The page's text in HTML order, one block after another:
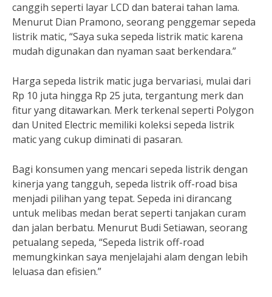
canggih seperti layar LCD dan baterai tahan lama.
Menurut Dian Pramono, seorang penggemar sepeda
listrik matic, “Saya suka sepeda listrik matic karena
mudah digunakan dan nyaman saat berkendara.”
Harga sepeda listrik matic juga bervariasi, mulai dari
Rp 10 juta hingga Rp 25 juta, tergantung merk dan
fitur yang ditawarkan. Merk terkenal seperti Polygon
dan United Electric memiliki koleksi sepeda listrik
matic yang cukup diminati di pasaran.
Bagi konsumen yang mencari sepeda listrik dengan
kinerja yang tangguh, sepeda listrik off-road bisa
menjadi pilihan yang tepat. Sepeda ini dirancang
untuk melibas medan berat seperti tanjakan curam
dan jalan berbatu. Menurut Budi Setiawan, seorang
petualang sepeda, “Sepeda listrik off-road
memungkinkan saya menjelajahi alam dengan lebih
leluasa dan efisien.”